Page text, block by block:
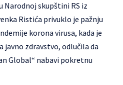
Narodnoj skupštini RS iz
Ristića privuklo je pažnju
korona virusa, kada je
javno zdravstvo, odlučila da
Global“ nabavi pokretnu